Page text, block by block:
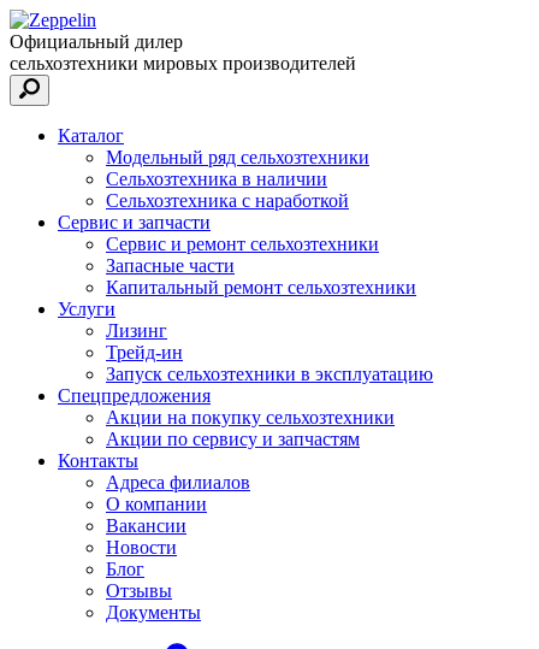
Официальный дилер
сельхозтехники мировых производителей
Каталог
Модельный ряд сельхозтехники
Сельхозтехника в наличии
Сельхозтехника с наработкой
Сервис и запчасти
Сервис и ремонт сельхозтехники
Запасные части
Капитальный ремонт сельхозтехники
Услуги
Лизинг
Трейд-ин
Запуск сельхозтехники в эксплуатацию
Спецпредложения
Акции на покупку сельхозтехники
Акции по сервису и запчастям
Контакты
Адреса филиалов
О компании
Вакансии
Новости
Блог
Отзывы
Документы